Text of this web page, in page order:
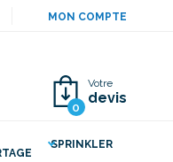
MON COMPTE
0
Votre
devis
SPRINKLER